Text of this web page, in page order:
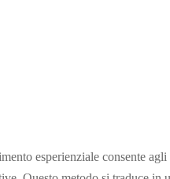
esperienziale consente agli